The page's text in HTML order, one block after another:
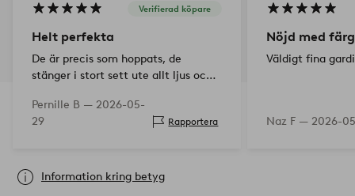
Verifierad köpare
Helt perfekta
De är precis som hoppats, de
stänger i stort sett ute allt ljus och
vara alltför tunga
Pernille B — 2026-05-
29
Rapportera
Nöjd med
Väldigt fina
Naz F — 2026-
Information kring betyg